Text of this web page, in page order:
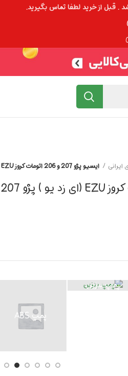
ایسیو پژو 207 و 206 اتومات کروز EZU (ای زد یو ) پژو 207 و 206 اتومات
ایسیو خودروهای
. قبل از خرید لطفا تماس بگیرید.